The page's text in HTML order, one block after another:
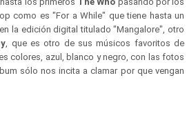
como es "For a While" que tiene hasta un
la edición digital titulado "Mangalore", otro
, que es otro de sus músicos favoritos de
colores, azul, blanco y negro, con las fotos
sólo nos incita a clamar por que vengan